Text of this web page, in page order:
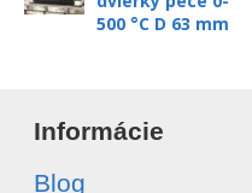
500 °C D 63 mm
Informácie
Blog